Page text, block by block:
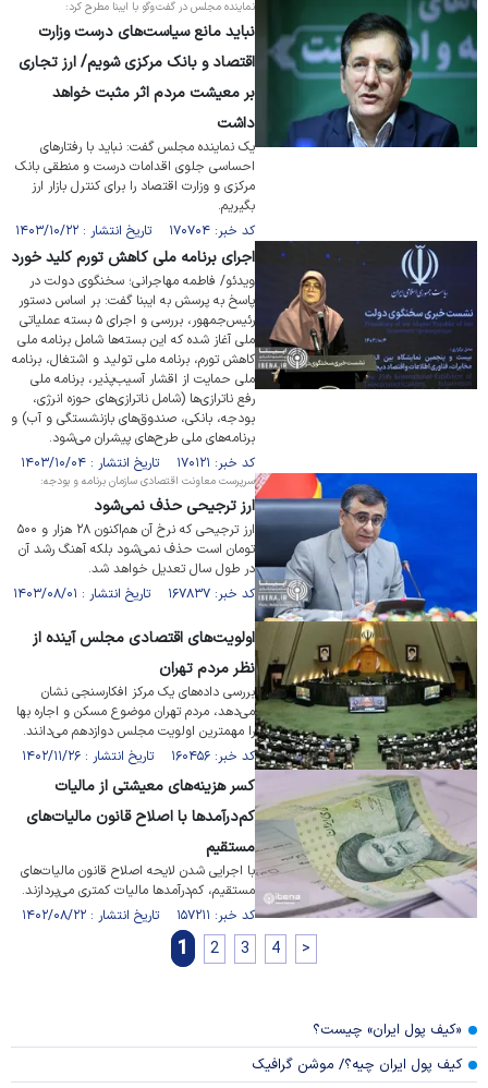
نماینده مجلس در گفت‌و‌گو با ایبنا مطرح کرد:
نباید مانع سیاست‌های درست وزارت
اقتصاد و بانک مرکزی شویم/ ارز تجاری
بر معیشت مردم اثر مثبت خواهد
داشت
یک نماینده مجلس گفت: نباید با رفتار‌های
احساسی جلوی اقدامات درست و منطقی بانک
مرکزی و وزارت اقتصاد را برای کنترل بازار ارز
بگیریم.
کد خبر: ۱۷۰۷۰۴ تاریخ انتشار : ۱۴۰۳/۱۰/۲۲
اجرای برنامه ملی کاهش تورم کلید خورد
ویدئو/ فاطمه مهاجرانی؛ سخنگوی دولت در
پاسخ به پرسش به ایبنا گفت: بر اساس دستور
رئیس‌جمهور، بررسی و اجرای ۵ بسته عملیاتی
ملی آغاز شده که این بسته‌ها شامل برنامه ملی
کاهش تورم، برنامه ملی تولید و اشتغال، برنامه
ملی حمایت از اقشار آسیب‌پذیر، برنامه ملی
رفع ناترازی‌ها (شامل ناترازی‌های حوزه انرژی،
بودجه‌، بانکی، صندوق‌های بازنشستگی و آب) و
برنامه‌های ملی طرح‌های پیشران می‌شود.
کد خبر: ۱۷۰۱۲۱ تاریخ انتشار : ۱۴۰۳/۱۰/۰۴
سرپرست معاونت اقتصادی سازمان برنامه و بودجه:
ارز ترجیحی حذف نمی‌شود
ارز ترجیحی که نرخ آن هم‌اکنون ۲۸ هزار و ۵۰۰
تومان است حذف نمی‌شود بلکه آهنگ رشد آن
در طول سال تعدیل خواهد شد.
کد خبر: ۱۶۷۸۳۷ تاریخ انتشار : ۱۴۰۳/۰۸/۰۱
اولویت‌های اقتصادی مجلس آینده از
نظر مردم تهران
بررسی داده‌های یک مرکز افکارسنجی نشان
می‌دهد، مردم تهران موضوع مسکن و اجاره بها
را مهمترین اولویت مجلس دوازدهم می‌دانند.
کد خبر: ۱۶۰۴۵۶ تاریخ انتشار : ۱۴۰۲/۱۱/۲۶
کسر هزینه‌های معیشتی از مالیات
کم‌درآمد‌ها با اصلاح قانون مالیات‌های
مستقیم
با اجرایی شدن لایحه اصلاح قانون مالیات‌های
مستقیم، کم‌درآمد‌ها مالیات کمتری می‌پردازند.
کد خبر: ۱۵۷۲۱۱ تاریخ انتشار : ۱۴۰۲/۰۸/۲۲
1 2 3 4 >
«کیف پول ایران» چیست؟
کیف پول ایران چیه؟/ موشن گرافیک